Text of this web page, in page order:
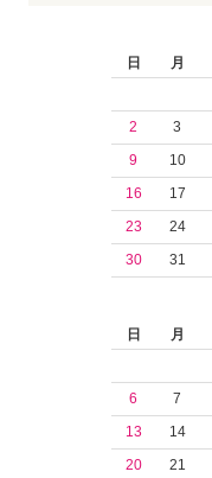
日
月
2
3
9
10
16
17
23
24
30
31
日
月
6
7
13
14
20
21